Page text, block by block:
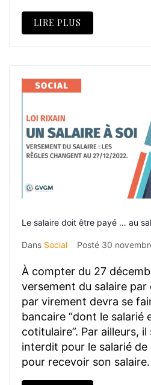
LIRE PLUS
Le salaire doit être payé … au
Dans Social Posté 30
À compter du 27
versement du salaire par
par virement devra se
bancaire “dont le salarié
cotitulaire”. Par ailleurs,
interdit pour le salarié
pour recevoir son